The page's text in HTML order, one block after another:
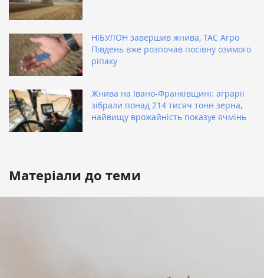
НІБУЛОН завершив жнива, ТАС Агро
Південь вже розпочав посівну озимого
ріпаку
Жнива на Івано-Франківщині: аграрії
зібрали понад 214 тисяч тонн зерна,
найвищу врожайність показує ячмінь
Матеріали до теми